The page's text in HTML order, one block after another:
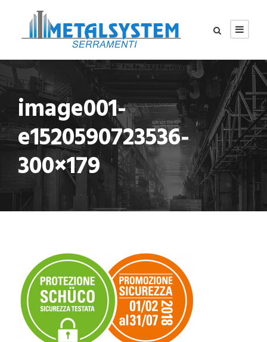
image001-
e1520590723536-
300×179